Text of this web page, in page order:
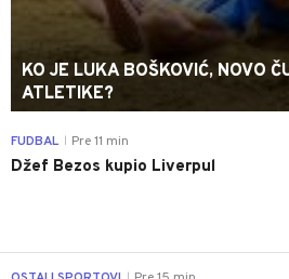
KO JE LUKA BOŠKOVIĆ, NOVO
ATLETIKE?
FUDBAL Pre 11 min
Džef Bezos kupio Liverpul